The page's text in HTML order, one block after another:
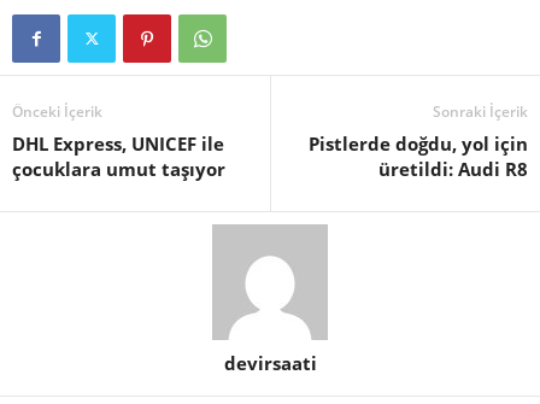
Önceki İçerik
DHL Express, UNICEF ile
çocuklara umut taşıyor
Sonraki İçerik
Pistlerde doğdu, yol için
üretildi: Audi R8
devirsaati